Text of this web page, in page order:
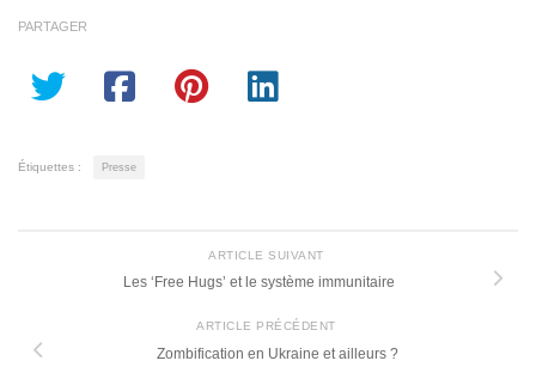
PARTAGER
Étiquettes : Presse
ARTICLE SUIVANT
Les ‘Free Hugs’ et le système immunitaire
ARTICLE PRÉCÉDENT
Zombification en Ukraine et ailleurs ?